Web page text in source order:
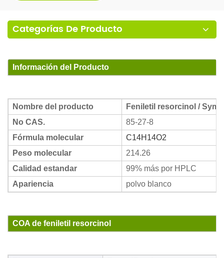
Categorías De Producto
Información del Producto
Nombre del producto
Feniletil resorcinol /
No CAS.
85-27-8
Fórmula molecular
C14H14O2
Peso molecular
214.26
Calidad estandar
99% más por HPLC
Apariencia
polvo blanco
COA de feniletil resorcinol